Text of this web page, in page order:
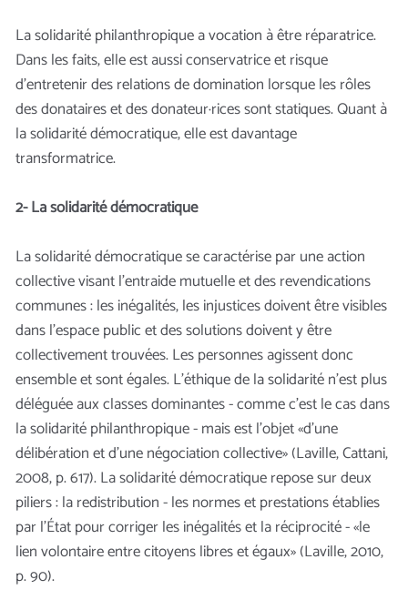
La solidarité philanthropique a vocation à être réparatrice.
Dans les faits, elle est aussi conservatrice et risque
d’entretenir des relations de domination lorsque les rôles
des donataires et des donateur·rices sont statiques. Quant à
la solidarité démocratique, elle est davantage
transformatrice.
2- La solidarité démocratique
La solidarité démocratique se caractérise par une action
collective visant l’entraide mutuelle et des revendications
communes : les inégalités, les injustices doivent être visibles
dans l’espace public et des solutions doivent y être
collectivement trouvées. Les personnes agissent donc
ensemble et sont égales. L’éthique de la solidarité n’est plus
déléguée aux classes dominantes - comme c’est le cas dans
la solidarité philanthropique - mais est l’objet «d’une
délibération et d’une négociation collective» (Laville, Cattani,
2008, p. 617). La solidarité démocratique repose sur deux
piliers : la redistribution - les normes et prestations établies
par l’État pour corriger les inégalités et la réciprocité - «le
lien volontaire entre citoyens libres et égaux» (Laville, 2010,
p. 90).